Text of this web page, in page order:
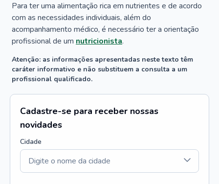
Para ter uma alimentação rica em nutrientes e de acordo
com as necessidades individuais, além do
acompanhamento médico, é necessário ter a orientação
profissional de um nutricionista.
Atenção: as informações apresentadas neste texto têm
caráter informativo e não substituem a consulta a um
profissional qualificado.
Cadastre-se para receber nossas
novidades
Cidade